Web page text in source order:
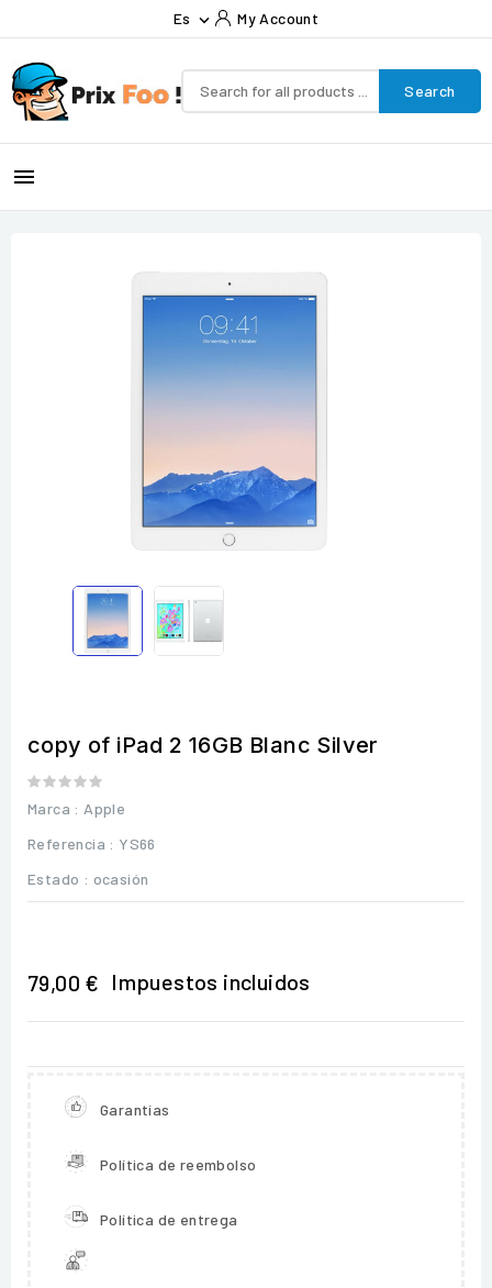
Es  My Account
Search

copy of iPad 2 16GB Blanc Silver
Marca : Apple
Referencia : YS66
Estado : ocasión
79,00 € Impuestos incluidos
Garantías
Política de reembolso
Política de entrega